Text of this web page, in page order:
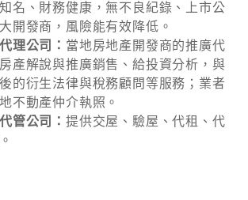
名、財務健康，無不良紀錄、上市公
開發商，風險能有效降低。
理公司： 當地房地產開發商的推廣代
產解說與推廣銷售、給投資分析，與
的衍生法律與稅務顧問等服務；業者
不動產仲介執照。
管公司：提供交屋、驗屋、代租、代